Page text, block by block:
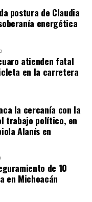
postura de Claudia
energética
atienden fatal
en la carretera
la cercanía con la
trabajo político, en
Alanís en
de 10
en Michoacán